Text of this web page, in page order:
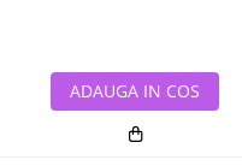
ADAUGA IN COS